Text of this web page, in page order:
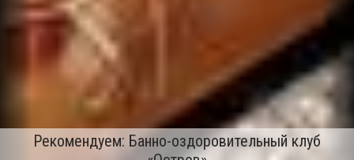
Рекомендуем: Банно-оздоровительный клуб